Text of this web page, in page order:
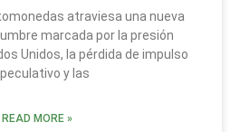
atraviesa una nueva
marcada por la presión
Unidos, la pérdida de impulso
y las
READ MORE »